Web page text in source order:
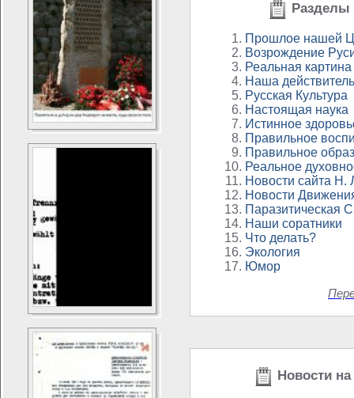
Разделы
Прошлое нашей
Возрождение
Реальная
Наша
Русская Культура
Настоящая наука
Истинное
Правильное
Правильное
Реальное
Новости сайта
Новости
Паразитическая
Наши соратники
Что делать?
Экология
Юмор
Новости